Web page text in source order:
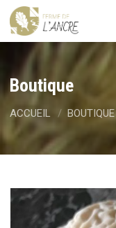
Boutique
ACCUEIL BOUTIQUE